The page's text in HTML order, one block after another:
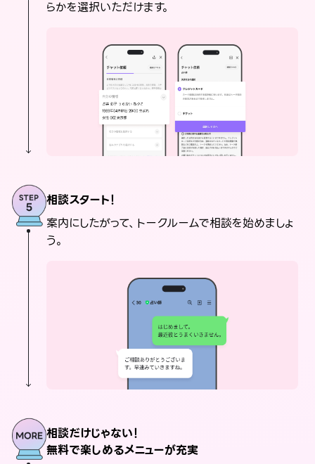
らかを選択いただけます。
相談スタート！
案内にしたがって、トークルームで相談を始めましょ
う。
相談だけじゃない！
無料で楽しめるメニューが充実